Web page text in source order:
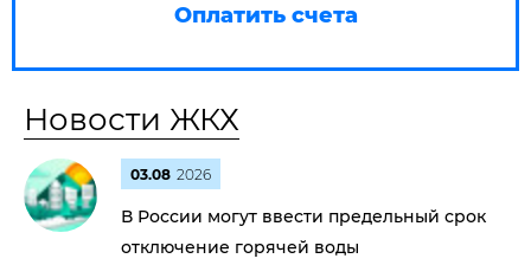
Оплатить счета
Новости ЖКХ
03.08 2026
В России могут ввести предельный срок
отключение горячей воды